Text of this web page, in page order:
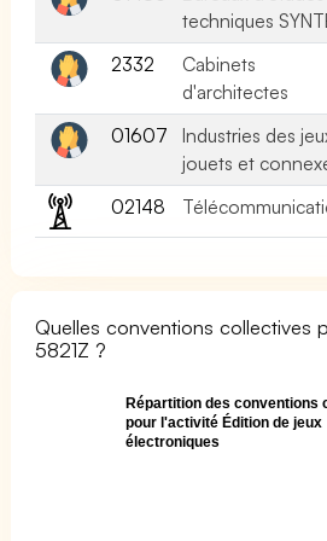
techniques
2332
Cabinets
d'architectes
01607
Industries des
jouets et
02148
Quelles conventions collectives
5821Z ?
Répartition des conventions
pour l'activité Édition de jeux
électroniques